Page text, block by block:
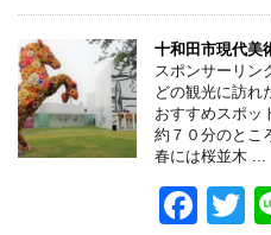
c
e
b
o
o
k
tt
十和田市現代美
スポンサーリン
どの観光に訪れ
おすすめスポッ
約７０分のとこ
春には桜並木 ...
F
T